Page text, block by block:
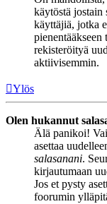
käytöstä jostain
käyttäjiä, jotka
rekisteröityä
aktiivisemmin.
Ylös
Olen hukannut
Älä panikoi!
asettaa
salasanani.
kirjautumaan
Jos et pysty
foorumin